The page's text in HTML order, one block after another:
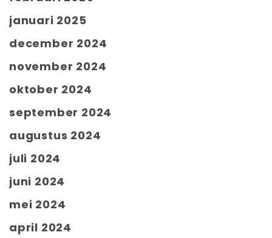
januari 2025
december 2024
november 2024
oktober 2024
september 2024
augustus 2024
juli 2024
juni 2024
mei 2024
april 2024